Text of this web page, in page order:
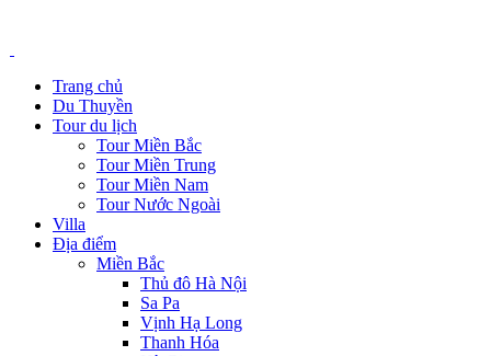
Trang chủ
Du Thuyền
Tour du lịch
Tour Miền Bắc
Tour Miền Trung
Tour Miền Nam
Tour Nước Ngoài
Villa
Địa điểm
Miền Bắc
Thủ đô Hà Nội
Sa Pa
Vịnh Hạ Long
Thanh Hóa